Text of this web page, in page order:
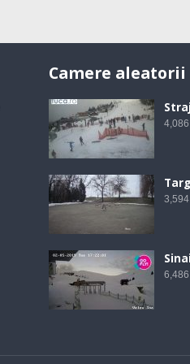
Camere aleatorii
4,086
3,594
6,486